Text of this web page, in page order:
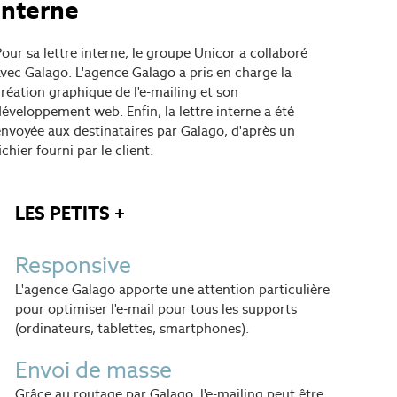
sa lettre interne, le groupe Unicor a collaboré
Galago. L'agence Galago a pris en charge la
graphique de l'e-mailing et son
web. Enfin, la lettre interne a été
aux destinataires par Galago, d'après un
fourni par le client.
LES PETITS +
Responsive
L'agence Galago apporte une attention particulière
pour optimiser l'e-mail pour tous les supports
(ordinateurs, tablettes, smartphones).
Envoi de masse